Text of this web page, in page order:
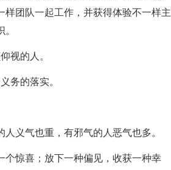
团队一起工作，并获得体验不一样主
视的人。
务的落实。
义气也重，有邪气的人恶气也多。
个惊喜；放下一种偏见，收获一种幸